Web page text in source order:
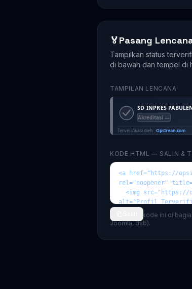
🏅Pasang
Tampilkan status
di bawah dan tempel di
TAMPILAN LENCANA
KODE HTML — SALIN &
💡 Tempel kode ini di
Joomla, dsb).